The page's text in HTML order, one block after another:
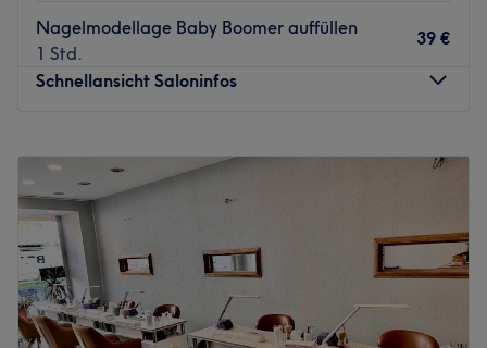
Nagelmodellage Baby Boomer auffüllen
1 Std.
39 €
Schnellansicht Saloninfos
Dienstag
Mittwoch
Donnerstag
Freitag
–19:30
Samstag
–16:30
Sonntag